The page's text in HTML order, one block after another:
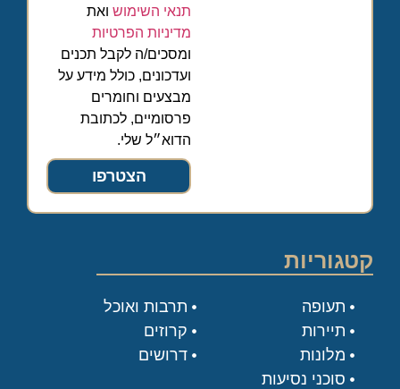
תנאי השימוש ואת
מדיניות הפרטיות
ומסכים/ה לקבל תכנים
ועדכונים, כולל מידע על
מבצעים וחומרים
פרסומיים, לכתובת
הדוא״ל שלי.
הצטרפו
קטגוריות
תעופה
תיירות
מלונות
סוכני נסיעות
תרבות ואוכל
קרוזים
דרושים